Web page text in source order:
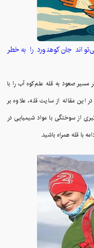
جان کوهنورد را به خطر
مسیر صعود به قله علم‌کوه آب را با
مقاله از سایت قله، علاوه بر
از سوختگی با مواد شیمیایی در
با قله همراه باشید.